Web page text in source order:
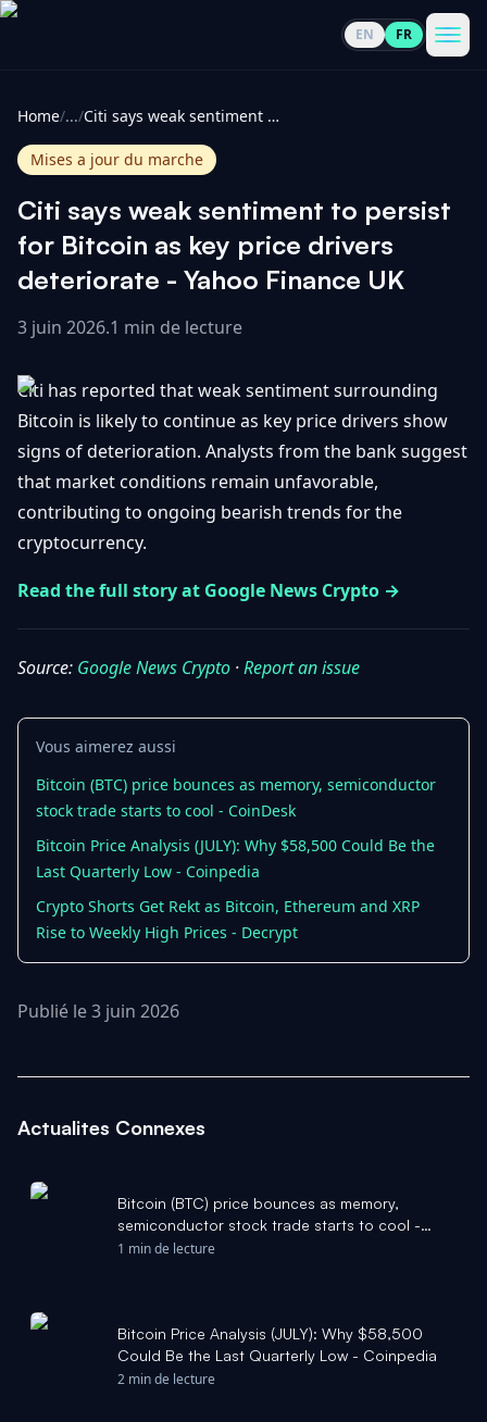
EN FR
Cryptomonnaies
tout
100
Hausses
Baisses
tout
jour du
marché
&
2
& DeFi
Régulations
& Politique
Plateformes
& Sécurité
Voir
tout
Débuter
Investissement
Bases de
Blockchain
Portefeuilles
NFTs &
Avancé
NOUS
CONTACTER
Promouvoir
Contact
Home/.../ Citi says weak sentiment to persist for Bitcoin as key price drivers deteriorate - Yahoo Finance UK
Mises a jour du marche
Citi says weak sentiment to persist
for Bitcoin as key price drivers
deteriorate - Yahoo Finance UK
3 juin 2026.1 min de lecture
Citi has reported that weak sentiment surrounding
Bitcoin is likely to continue as key price drivers show
signs of deterioration. Analysts from the bank suggest
that market conditions remain unfavorable,
contributing to ongoing bearish trends for the
cryptocurrency.
Read the full story at Google News Crypto →
Source: Google News Crypto ·Report an issue
Vous aimerez aussi
Bitcoin (BTC) price bounces as memory, semiconductor
stock trade starts to cool - CoinDesk
Bitcoin Price Analysis (JULY): Why $58,500 Could Be the
Last Quarterly Low - Coinpedia
Crypto Shorts Get Rekt as Bitcoin, Ethereum and XRP
Rise to Weekly High Prices - Decrypt
Publié le 3 juin 2026
Actualites Connexes
Bitcoin (BTC) price bounces as memory,
semiconductor stock trade starts to cool -
CoinDesk
1 min de lecture
Bitcoin Price Analysis (JULY): Why $58,500
Could Be the Last Quarterly Low - Coinpedia
2 min de lecture